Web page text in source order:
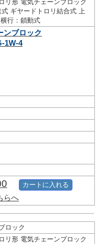
リ形 電気チェーンブロック
式 ギヤードトロリ結合式 上
行：鎖動式
ンブロック
1W-4
らへ
カートに入れる
ロック
リ形 電気チェーンブロック